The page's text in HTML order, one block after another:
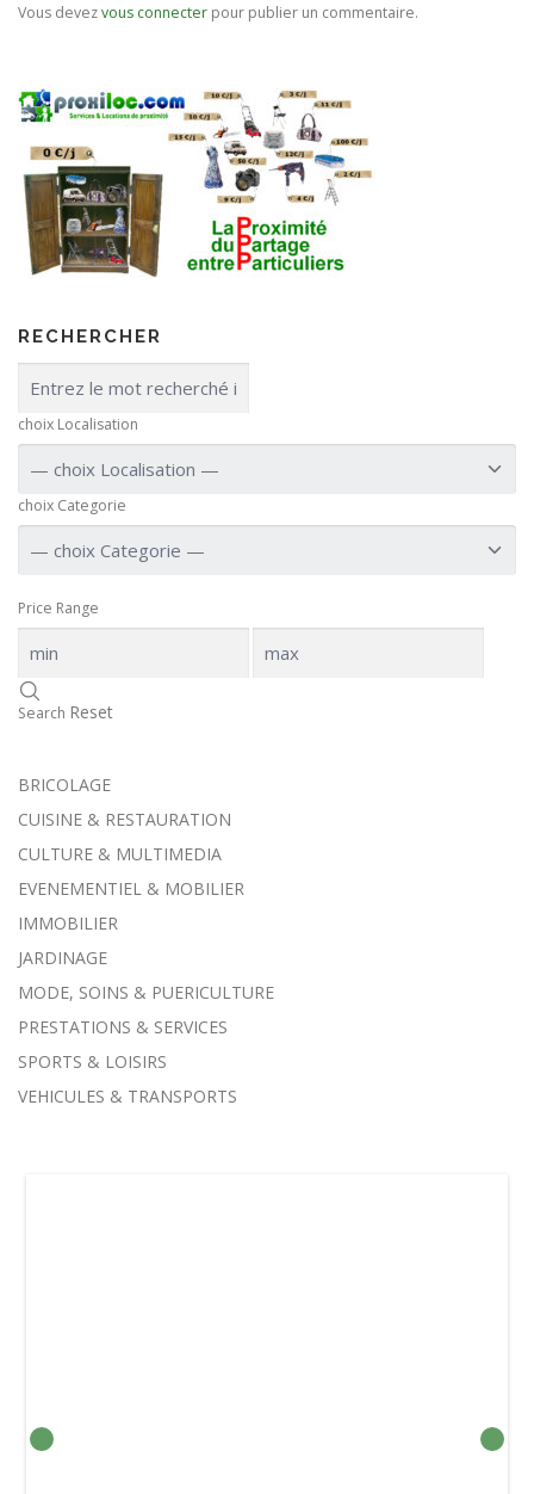
Vous devezvous connecter pour publier un commentaire.
RECHERCHER
choix Localisation
choix Categorie
Price Range
Search Reset
BRICOLAGE
CUISINE & RESTAURATION
CULTURE & MULTIMEDIA
EVENEMENTIEL & MOBILIER
IMMOBILIER
JARDINAGE
MODE, SOINS & PUERICULTURE
PRESTATIONS & SERVICES
SPORTS & LOISIRS
VEHICULES & TRANSPORTS